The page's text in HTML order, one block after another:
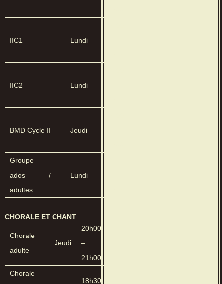
IIC1 Lundi
IIC2 Lundi
BMD Cycle II Jeudi
Groupe
ados /
adultes
Lundi
CHORALE ET CHANT
Chorale
adulte
Jeudi
20h00
–
21h00
Chorale
18h30